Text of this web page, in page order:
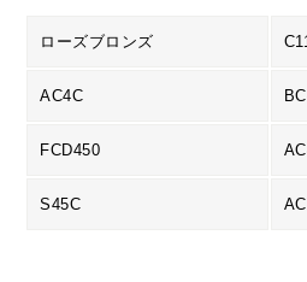
ローズブロンズ
AC4C
FCD450
S45C